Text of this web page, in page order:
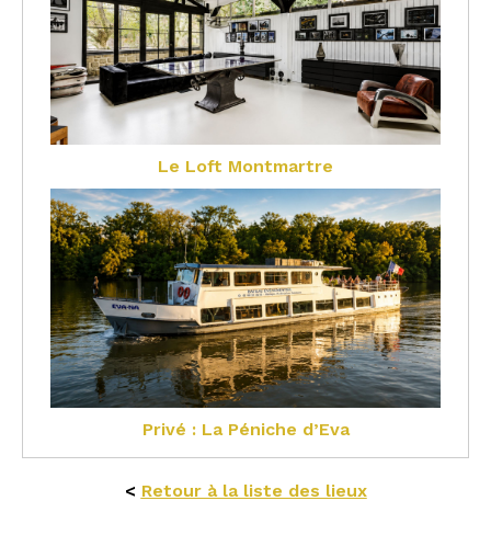
Le Loft Montmartre
Privé : La Péniche d’Eva
< Retour à la liste des lieux